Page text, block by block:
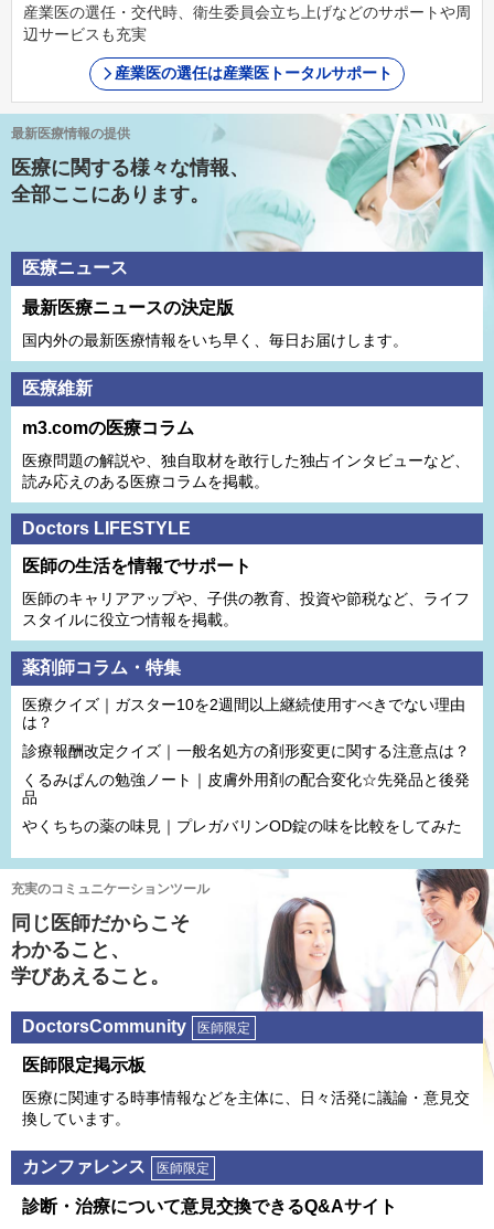
産業医の選任・交代時、衛生委員会立ち上げなどのサポートや周
辺サービスも充実
産業医の選任は産業医トータルサポート
最新医療情報の提供
医療に関する様々な情報、
全部ここにあります。
医療ニュース
最新医療ニュースの決定版
国内外の最新医療情報をいち早く、毎日お届けします。
医療維新
m3.comの医療コラム
医療問題の解説や、独⾃取材を敢⾏した独占インタビューなど、
読み応えのある医療コラムを掲載。
Doctors LIFESTYLE
医師の生活を情報でサポート
医師のキャリアアップや、子供の教育、投資や節税など、ライフ
スタイルに役立つ情報を掲載。
薬剤師コラム・特集
医療クイズ｜ガスター10を2週間以上継続使用すべきでない理由
は？
診療報酬改定クイズ｜一般名処方の剤形変更に関する注意点は？
くるみぱんの勉強ノート｜皮膚外用剤の配合変化☆先発品と後発
品
やくちちの薬の味見｜プレガバリンOD錠の味を比較をしてみた
充実のコミュニケーションツール
同じ医師だからこそ
わかること、
学びあえること。
DoctorsCommunity 医師限定
医師限定掲⽰板
医療に関連する時事情報などを主体に、⽇々活発に議論・意⾒交
換しています。
カンファレンス 医師限定
診断・治療について意⾒交換できるQ&Aサイト